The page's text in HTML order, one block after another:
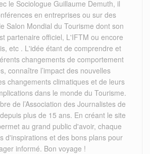
le Sociologue Guillaume Demuth, il
en entreprises ou sur des
Salon Mondial du Tourisme dont son
partenaire officiel, L'IFTM ou encore
etc . L'idée étant de comprendre et
changements de comportement
connaître l’impact des nouvelles
changements climatiques et de leurs
dans le monde du Tourisme.
de l’Association des Journalistes de
plus de 15 ans. En créant le site
au grand public d'avoir, chaque
d'inspirations et des bons plans pour
informé. Bon voyage !